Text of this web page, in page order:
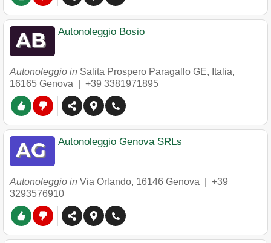
Autonoleggio Bosio
Autonoleggio in Salita Prospero Paragallo GE, Italia,
16165 Genova +39 3381971895
Autonoleggio Genova SRLs
Autonoleggio in Via Orlando, 16146 Genova
+39
3293576910